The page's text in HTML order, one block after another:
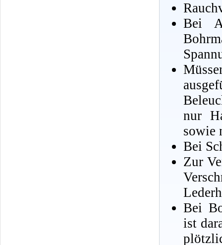
Bei
nur
sowie
Bei
Zur
Bei
ist